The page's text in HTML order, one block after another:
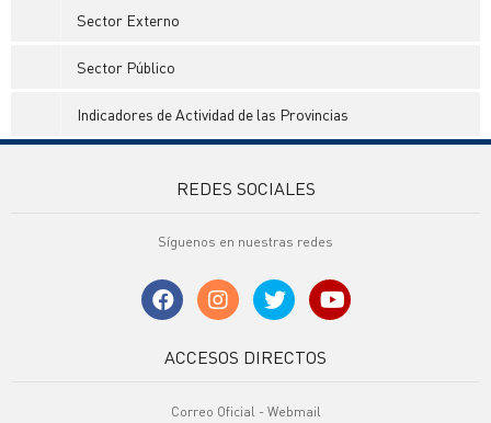
Sector Externo
Sector Público
Indicadores de Actividad de las Provincias
REDES SOCIALES
Síguenos en nuestras redes
ACCESOS DIRECTOS
Correo Oficial - Webmail